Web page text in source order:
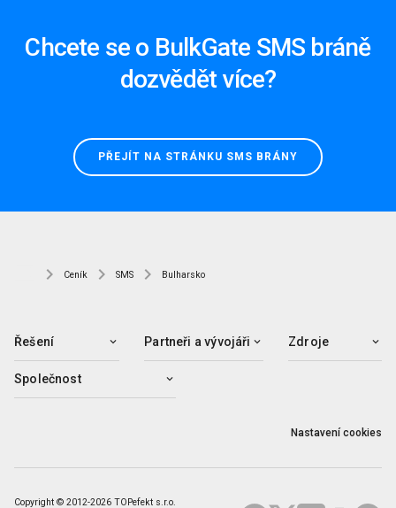
Chcete se o BulkGate SMS bráně
dozvědět více?
PŘEJÍT NA STRÁNKU SMS BRÁNY
Ceník SMS Bulharsko
Řešení Partneři a vývojáři Zdroje
Společnost
Nastavení cookies
Copyright © 2012-2026 TOPefekt s.r.o.